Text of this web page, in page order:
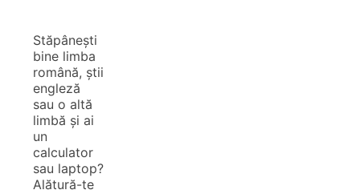
Stăpânești
bine limba
română, știi
engleză
sau o altă
limbă și ai
un
calculator
sau laptop?
Alătură-te